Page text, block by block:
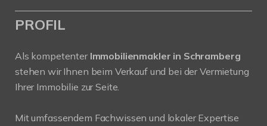
PROFIL
Als kompetenter Immobilienmakler in Schramberg
stehen wir Ihnen beim Verkauf und bei der Vermietung
Ihrer Immobilie zur Seite.
Mit umfassendem Fachwissen und lokaler Expertise